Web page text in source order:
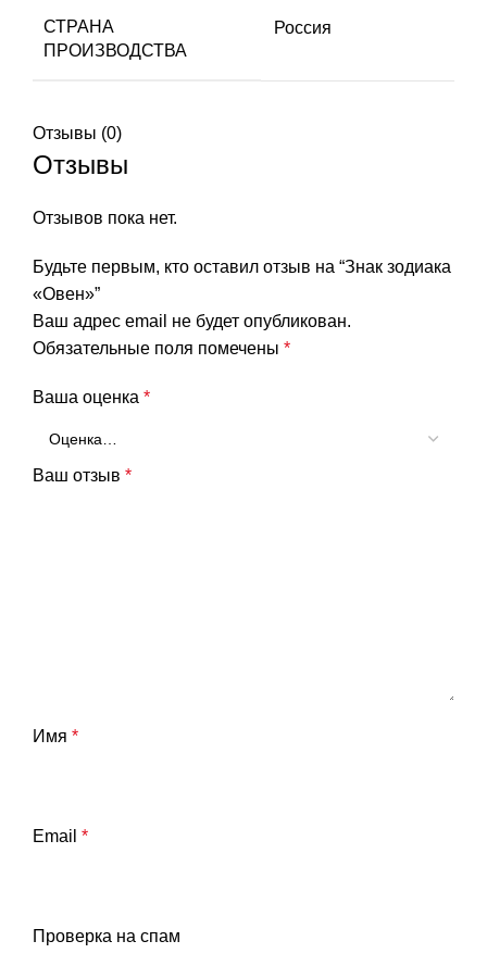
СТРАНА
ПРОИЗВОДСТВА
Россия
Отзывы (0)
Отзывы
Отзывов пока нет.
Будьте первым, кто оставил отзыв на “Знак зодиака
«Овен»”
Ваш адрес email не будет опубликован.
Обязательные поля помечены *
Ваша оценка *
Ваш отзыв *
Имя *
Email *
Проверка на спам